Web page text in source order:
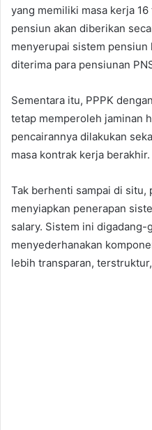
yang memiliki masa kerja
pensiun akan diberikan
menyerupai sistem pensiun
diterima para pensiunan
Sementara itu, PPPK
tetap memperoleh jaminan
pencairannya dilakukan
masa kontrak kerja berakhir.
Tak berhenti sampai di situ,
menyiapkan penerapan
salary. Sistem ini digadang-
menyederhanakan
lebih transparan,